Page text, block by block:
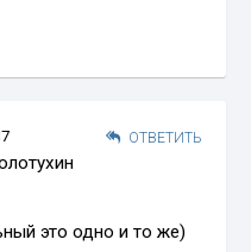
ОТВЕТИТЬ
это одно и то же)